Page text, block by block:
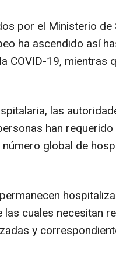
por el Ministerio de
ha ascendido así
COVID-19, mientras
las
han
global de
cuales necesitan
y